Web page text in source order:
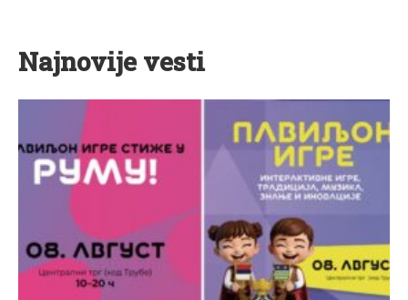
Najnovije vesti